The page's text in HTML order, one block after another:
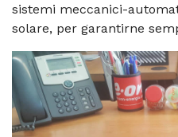
sistemi meccanici-
solare, per garantirne